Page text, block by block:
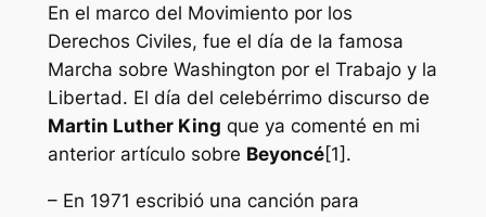
En el marco del Movimiento por los
Derechos Civiles, fue el día de la famosa
Marcha sobre Washington por el Trabajo y la
Libertad. El día del celebérrimo discurso de
Martin Luther King que ya comenté en mi
anterior artículo sobre Beyoncé[1].
– En 1971 escribió una canción para